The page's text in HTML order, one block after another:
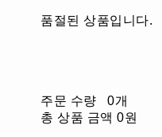
품절된 상품입니다.
주문 수량
0개
총 상품 금액 0원